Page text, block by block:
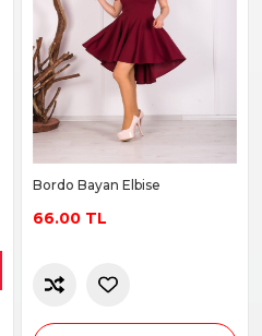
Bordo Bayan Elbise
66.00 TL